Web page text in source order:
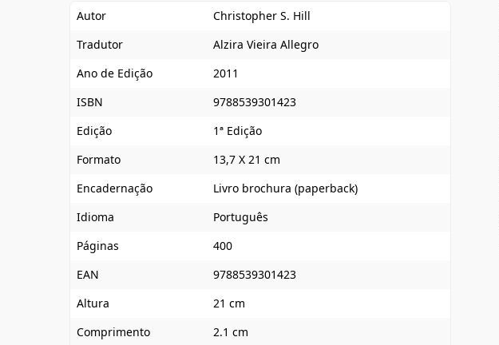
Autor
Christopher S. Hill
Tradutor
Alzira Vieira Allegro
Ano de Edição
2011
ISBN
9788539301423
Edição
1ª Edição
Formato
13,7 X 21 cm
Encadernação
Livro brochura (paperback)
Idioma
Português
Páginas
400
EAN
9788539301423
Altura
21 cm
Comprimento
2.1 cm